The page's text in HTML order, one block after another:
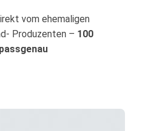
vom ehemaligen
Produzenten – 100